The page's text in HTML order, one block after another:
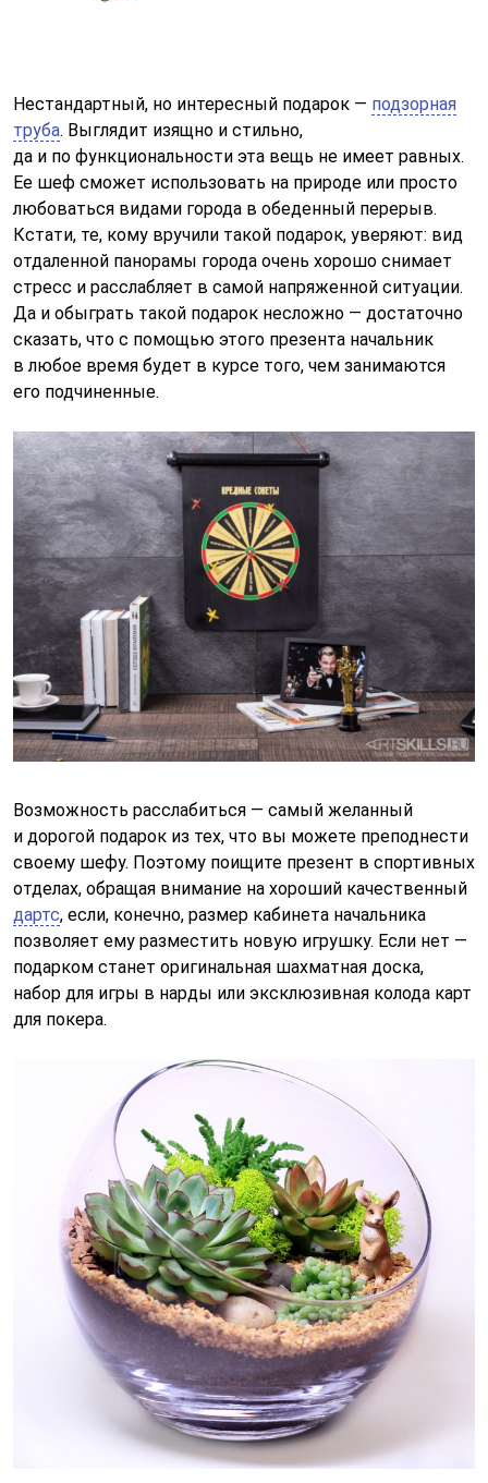
Нестандартный, но интересный подарок — подзорная
труба. Выглядит изящно и стильно,
да и по функциональности эта вещь не имеет равных.
Ее шеф сможет использовать на природе или просто
любоваться видами города в обеденный перерыв.
Кстати, те, кому вручили такой подарок, уверяют: вид
отдаленной панорамы города очень хорошо снимает
стресс и расслабляет в самой напряженной ситуации.
Да и обыграть такой подарок несложно — достаточно
сказать, что с помощью этого презента начальник
в любое время будет в курсе того, чем занимаются
его подчиненные.
Возможность расслабиться — самый желанный
и дорогой подарок из тех, что вы можете преподнести
своему шефу. Поэтому поищите презент в спортивных
отделах, обращая внимание на хороший качественный
дартс, если, конечно, размер кабинета начальника
позволяет ему разместить новую игрушку. Если нет —
подарком станет оригинальная шахматная доска,
набор для игры в нарды или эксклюзивная колода карт
для покера.